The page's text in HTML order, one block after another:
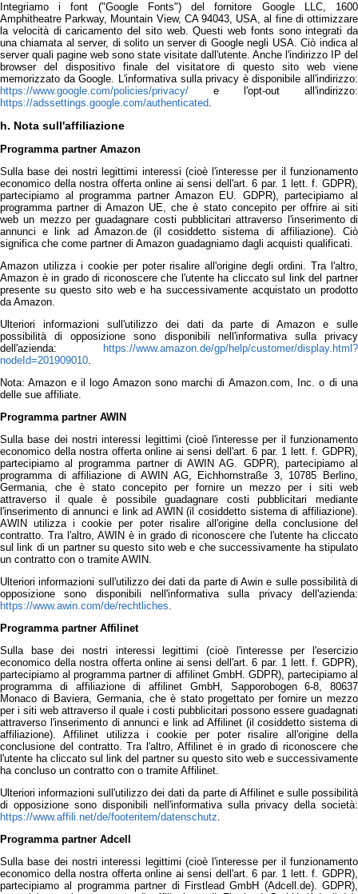
Integriamo i font ("Google Fonts") del fornitore Google LLC, 1600
Amphitheatre Parkway, Mountain View, CA 94043, USA, al fine di ottimizzare
la velocità di caricamento del sito web. Questi web fonts sono integrati da
una chiamata al server, di solito un server di Google negli USA. Ciò indica al
server quali pagine web sono state visitate dall'utente. Anche l'indirizzo IP del
browser del dispositivo finale del visitatore di questo sito web viene
memorizzato da Google. L'informativa sulla privacy è disponibile all'indirizzo:
https://www.google.com/policies/privacy/ e l'opt-out all'indirizzo:
https://adssettings.google.com/authenticated.
h. Nota sull'affiliazione
Programma partner Amazon
Sulla base dei nostri legittimi interessi (cioè l'interesse per il funzionamento
economico della nostra offerta online ai sensi dell'art. 6 par. 1 lett. f. GDPR),
partecipiamo al programma partner Amazon EU. GDPR), partecipiamo al
programma partner di Amazon UE, che è stato concepito per offrire ai siti
web un mezzo per guadagnare costi pubblicitari attraverso l'inserimento di
annunci e link ad Amazon.de (il cosiddetto sistema di affiliazione). Ciò
significa che come partner di Amazon guadagniamo dagli acquisti qualificati.
Amazon utilizza i cookie per poter risalire all'origine degli ordini. Tra l'altro,
Amazon è in grado di riconoscere che l'utente ha cliccato sul link del partner
presente su questo sito web e ha successivamente acquistato un prodotto
da Amazon.
Ulteriori informazioni sull'utilizzo dei dati da parte di Amazon e sulle
possibilità di opposizione sono disponibili nell'informativa sulla privacy
dell'azienda:
https://www.amazon.de/gp/help/customer/display.html?
nodeId=201909010.
Nota: Amazon e il logo Amazon sono marchi di Amazon.com, Inc. o di una
delle sue affiliate.
Programma partner AWIN
Sulla base dei nostri interessi legittimi (cioè l'interesse per il funzionamento
economico della nostra offerta online ai sensi dell'art. 6 par. 1 lett. f. GDPR),
partecipiamo al programma partner di AWIN AG. GDPR), partecipiamo al
programma di affiliazione di AWIN AG, Eichhornstraße 3, 10785 Berlino,
Germania, che è stato concepito per fornire un mezzo per i siti web
attraverso il quale è possibile guadagnare costi pubblicitari mediante
l'inserimento di annunci e link ad AWIN (il cosiddetto sistema di affiliazione).
AWIN utilizza i cookie per poter risalire all'origine della conclusione del
contratto. Tra l'altro, AWIN è in grado di riconoscere che l'utente ha cliccato
sul link di un partner su questo sito web e che successivamente ha stipulato
un contratto con o tramite AWIN.
Ulteriori informazioni sull'utilizzo dei dati da parte di Awin e sulle possibilità di
opposizione sono disponibili nell'informativa sulla privacy dell'azienda:
https://www.awin.com/de/rechtliches.
Programma partner Affilinet
Sulla base dei nostri interessi legittimi (cioè l'interesse per l'esercizio
economico della nostra offerta online ai sensi dell'art. 6 par. 1 lett. f. GDPR),
partecipiamo al programma partner di affilinet GmbH. GDPR), partecipiamo al
programma di affiliazione di affilinet GmbH, Sapporobogen 6-8, 80637
Monaco di Baviera, Germania, che è stato progettato per fornire un mezzo
per i siti web attraverso il quale i costi pubblicitari possono essere guadagnati
attraverso l'inserimento di annunci e link ad Affilinet (il cosiddetto sistema di
affiliazione). Affilinet utilizza i cookie per poter risalire all'origine della
conclusione del contratto. Tra l'altro, Affilinet è in grado di riconoscere che
l'utente ha cliccato sul link del partner su questo sito web e successivamente
ha concluso un contratto con o tramite Affilinet.
Ulteriori informazioni sull'utilizzo dei dati da parte di Affilinet e sulle possibilità
di opposizione sono disponibili nell'informativa sulla privacy della società:
https://www.affili.net/de/footeritem/datenschutz.
Programma partner Adcell
Sulla base dei nostri interessi legittimi (cioè l'interesse per il funzionamento
economico della nostra offerta online ai sensi dell'art. 6 par. 1 lett. f. GDPR),
partecipiamo al programma partner di Firstlead GmbH (Adcell.de). GDPR),